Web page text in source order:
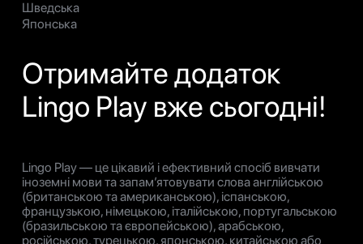
Шведська
Японська
Отримайте додаток
Lingo Play вже сьогодні!
Lingo Play — це цікавий і ефективний спосіб вивчати
іноземні мови та запам’ятовувати слова англійською
(британською та американською), іспанською,
французькою, німецькою, італійською, португальською
(бразильською та європейською), арабською,
російською, турецькою, японською, китайською або